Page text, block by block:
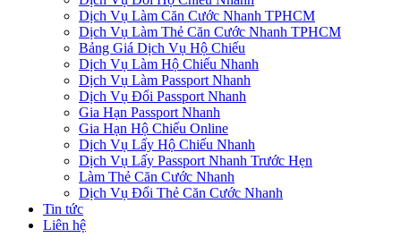
Dịch Vụ Làm Căn Cước Nhanh TPHCM
Dịch Vụ Làm Thẻ Căn Cước Nhanh TPHCM
Bảng Giá Dịch Vụ Hộ Chiếu
Dịch Vụ Làm Hộ Chiếu Nhanh
Dịch Vụ Làm Passport Nhanh
Dịch Vụ Đổi Passport Nhanh
Gia Hạn Passport Nhanh
Gia Hạn Hộ Chiếu Online
Dịch Vụ Lấy Hộ Chiếu Nhanh
Dịch Vụ Lấy Passport Nhanh Trước Hẹn
Làm Thẻ Căn Cước Nhanh
Dịch Vụ Đổi Thẻ Căn Cước Nhanh
Tin tức
Liên hệ